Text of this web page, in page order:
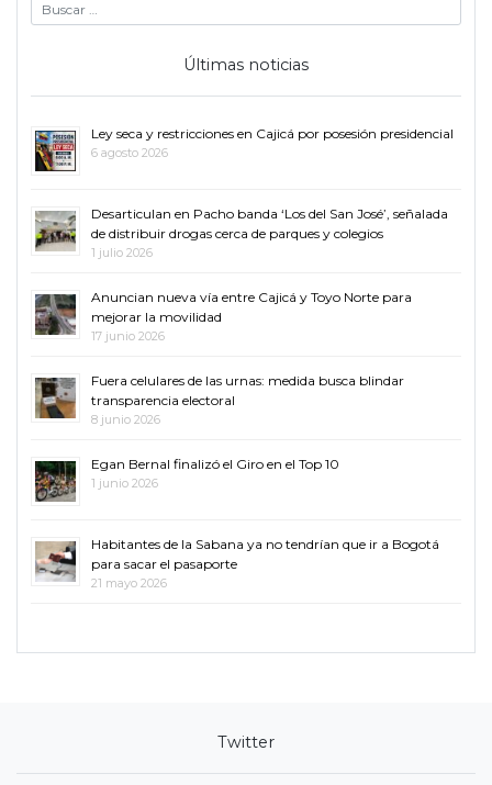
Últimas noticias
Ley seca y restricciones en Cajicá por posesión presidencial
6 agosto 2026
Desarticulan en Pacho banda ‘Los del San José’, señalada
de distribuir drogas cerca de parques y colegios
1 julio 2026
Anuncian nueva vía entre Cajicá y Toyo Norte para
mejorar la movilidad
17 junio 2026
Fuera celulares de las urnas: medida busca blindar
transparencia electoral
8 junio 2026
Egan Bernal finalizó el Giro en el Top 10
1 junio 2026
Habitantes de la Sabana ya no tendrían que ir a Bogotá
para sacar el pasaporte
21 mayo 2026
Twitter